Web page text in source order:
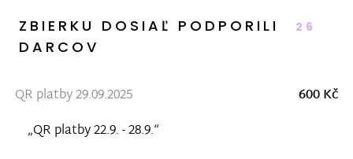
ZBIERKU DOSIAĽ PODPORILI 26
DARCOV
QR platby 29.09.2025
600 Kč
„QR platby 22.9. - 28.9.“